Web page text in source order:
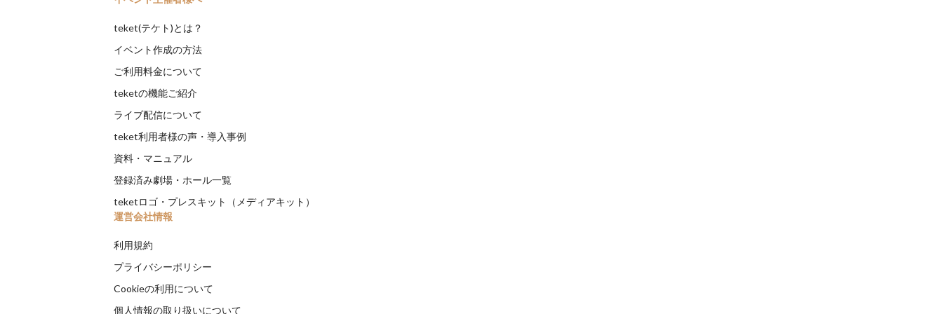
teket(テケト)とは？
イベント作成の方法
ご利用料金について
teketの機能ご紹介
ライブ配信について
teket利用者様の声・導入事例
資料・マニュアル
登録済み劇場・ホール一覧
teketロゴ・プレスキット（メディアキット）
運営会社情報
利用規約
プライバシーポリシー
Cookieの利用について
個人情報の取り扱いについて